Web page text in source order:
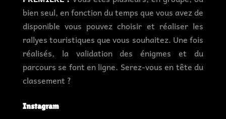
bien seul, en fonction du temps que vous avez de
disponible vous pouvez choisir et réaliser les
rallyes touristiques que vous souhaitez. Une fois
réalisés, la validation des énigmes et du
parcours se font en ligne. Serez-vous en tête du
classement ?
Instagram